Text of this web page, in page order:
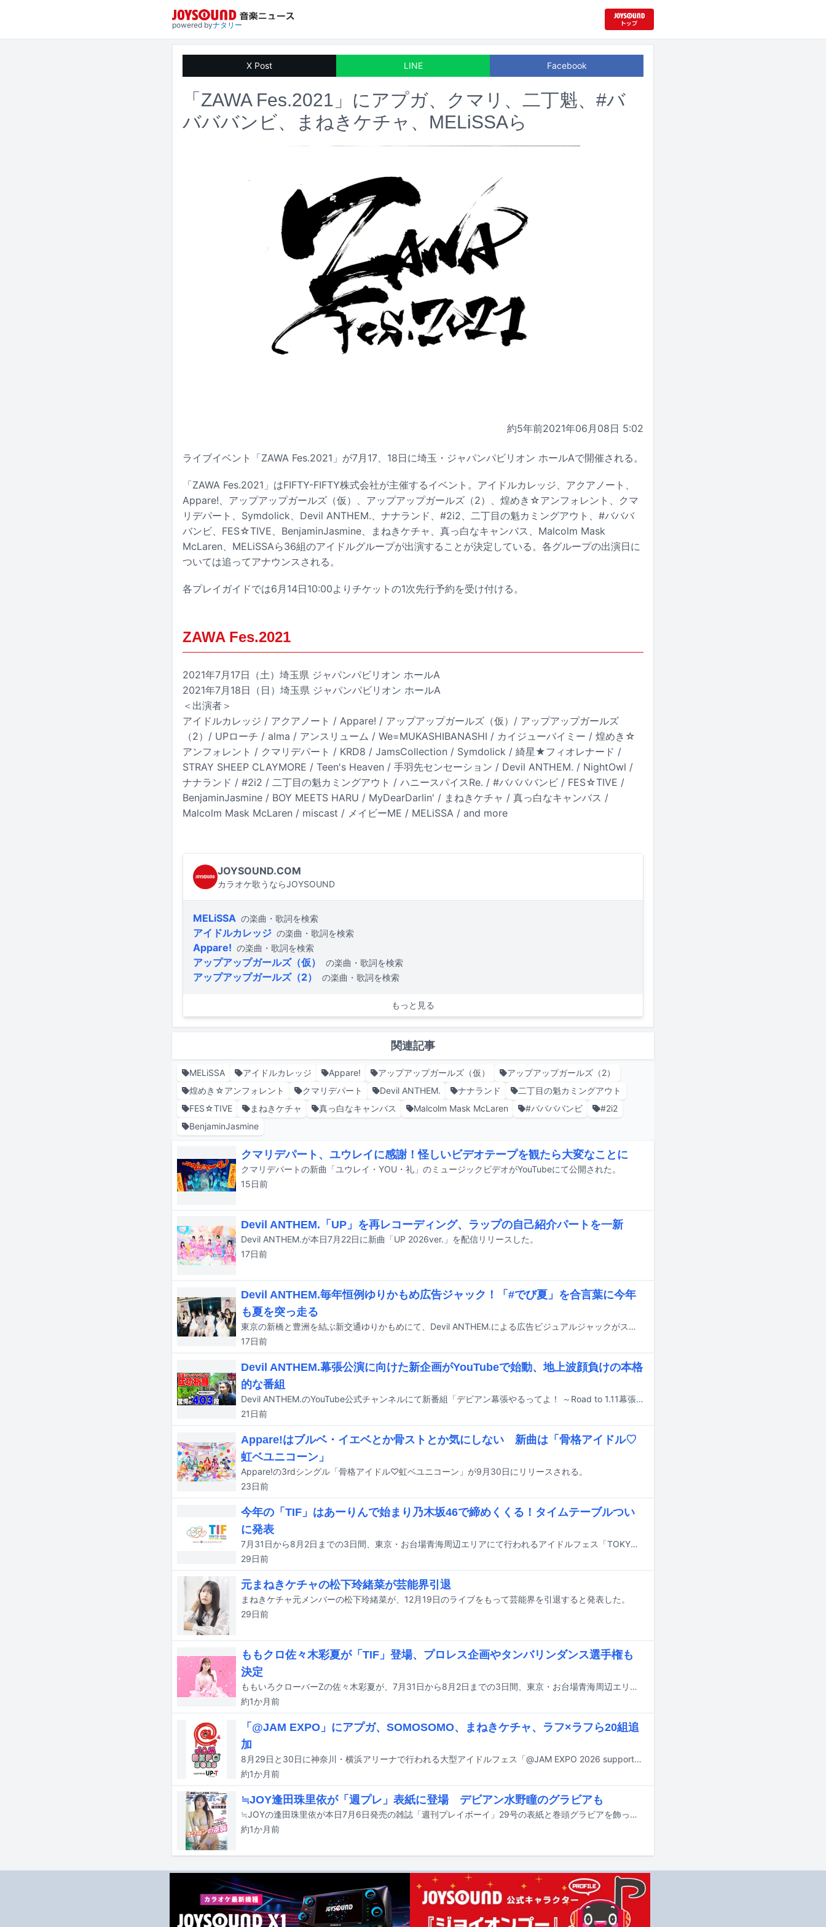
powered byナタリー
X Post LINE Facebook
「ZAWA Fes.2021」にアプガ、クマリ、二丁魁、#バ
バババンビ、まねきケチャ、MELiSSAら
約5年前2021年06月08日 5:02
ライブイベント「ZAWA Fes.2021」が7月17、18日に埼玉・ジャパンパビリオン ホールAで開催される。
「ZAWA Fes.2021」はFIFTY-FIFTY株式会社が主催するイベント。アイドルカレッジ、アクアノート、
Appare!、アップアップガールズ（仮）、アップアップガールズ（2）、煌めき☆アンフォレント、クマ
リデパート、Symdolick、Devil ANTHEM.、ナナランド、#2i2、二丁目の魁カミングアウト、#バババ
バンビ、FES☆TIVE、BenjaminJasmine、まねきケチャ、真っ白なキャンバス、Malcolm Mask
McLaren、MELiSSAら36組のアイドルグループが出演することが決定している。各グループの出演日に
ついては追ってアナウンスされる。
各プレイガイドでは6月14日10:00よりチケットの1次先行予約を受け付ける。
ZAWA Fes.2021
2021年7月17日（土）埼玉県 ジャパンパビリオン ホールA
2021年7月18日（日）埼玉県 ジャパンパビリオン ホールA
＜出演者＞
アイドルカレッジ / アクアノート / Appare! / アップアップガールズ（仮）/ アップアップガールズ
（2）/ UPローチ / alma / アンスリューム / We=MUKASHIBANASHI / カイジューバイミー / 煌めき☆
アンフォレント / クマリデパート / KRD8 / JamsCollection / Symdolick / 綺星★フィオレナード /
STRAY SHEEP CLAYMORE / Teen's Heaven / 手羽先センセーション / Devil ANTHEM. / NightOwl /
ナナランド / #2i2 / 二丁目の魁カミングアウト / ハニースパイスRe. / #ババババンビ / FES☆TIVE /
BenjaminJasmine / BOY MEETS HARU / MyDearDarlin' / まねきケチャ / 真っ白なキャンバス /
Malcolm Mask McLaren / miscast / メイビーME / MELiSSA / and more
JOYSOUND.COM
カラオケ歌うならJOYSOUND
MELiSSA の楽曲・歌詞を検索
アイドルカレッジ の楽曲・歌詞を検索
Appare! の楽曲・歌詞を検索
アップアップガールズ（仮） の楽曲・歌詞を検索
アップアップガールズ（2） の楽曲・歌詞を検索
もっと見る
関連記事
MELiSSA アイドルカレッジ Appare! アップアップガールズ（仮）
アップアップガールズ（2）
煌めき☆アンフォレント
クマリデパート Devil ANTHEM. ナナランド
二丁目の魁カミングアウト
FES☆TIVE
まねきケチャ 真っ白なキャンバス Malcolm Mask McLaren #ババババンビ
#2i2
BenjaminJasmine
クマリデパート、ユウレイに感謝！怪しいビデオテープを観たら大変なことに
クマリデパートの新曲「ユウレイ・YOU・礼」のミュージックビデオがYouTubeにて公開された。
15日前
Devil ANTHEM.「UP」を再レコーディング、ラップの自己紹介パートを一新
Devil ANTHEM.が本日7月22日に新曲「UP 2026ver.」を配信リリースした。
17日前
Devil ANTHEM.毎年恒例ゆりかもめ広告ジャック！「#でび夏」を合言葉に今年
も夏を突っ走る
東京の新橋と豊洲を結ぶ新交通ゆりかもめにて、Devil ANTHEM.による広告ビジュアルジャックがスタートした。
17日前
Devil ANTHEM.幕張公演に向けた新企画がYouTubeで始動、地上波顔負けの本格
的な番組
Devil ANTHEM.のYouTube公式チャンネルにて新番組「デビアン幕張やるってよ！ ～Road to 1.11幕張～」が始動した。
21日前
Appare!はブルベ・イエベとか骨ストとか気にしない 新曲は「骨格アイドル♡
虹ベユニコーン」
Appare!の3rdシングル「骨格アイドル♡虹ベユニコーン」が9月30日にリリースされる。
23日前
今年の「TIF」はあーりんで始まり乃木坂46で締めくくる！タイムテーブルつい
に発表
7月31日から8月2日までの3日間、東京・お台場青海周辺エリアにて行われるアイドルフェス「TOKYO IDOL FESTIVAL 2026 supported by にしたんクリニック」のタイムテーブルが発表された。
29日前
元まねきケチャの松下玲緒菜が芸能界引退
まねきケチャ元メンバーの松下玲緒菜が、12月19日のライブをもって芸能界を引退すると発表した。
29日前
ももクロ佐々木彩夏が「TIF」登場、プロレス企画やタンバリンダンス選手権も
決定
ももいろクローバーZの佐々木彩夏が、7月31日から8月2日までの3日間、東京・お台場青海周辺エリアにて行われるアイドルフェス「TOKYO IDOL FESTIVAL 2026 supported by にしたんクリニック」に出演する。
約1か月前
「@JAM EXPO」にアプガ、SOMOSOMO、まねきケチャ、ラフ×ラフら20組追
加
8月29日と30日に神奈川・横浜アリーナで行われる大型アイドルフェス「@JAM EXPO 2026 supported by UP-T」の出演アーティスト第5弾が発表された。
約1か月前
≒JOY逢田珠里依が「週プレ」表紙に登場 デビアン水野瞳のグラビアも
≒JOYの逢田珠里依が本日7月6日発売の雑誌「週刊プレイボーイ」29号の表紙と巻頭グラビアを飾っている。
約1か月前